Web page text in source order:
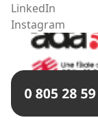
LinkedIn
Instagram